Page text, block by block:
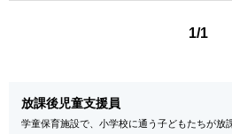
1/1
放課後児童支援員
学童保育施設で、小学校に通う子どもたちが放